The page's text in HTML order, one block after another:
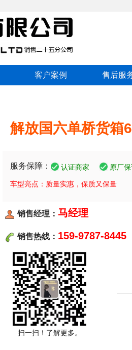
客户案例 售后服
解放国六单桥货箱
服务保障： 认证商家 原厂
车型亮点：质量实惠，保质又保量
销售经理： 马经理
销售热线： 159-9787-8445
扫一扫！了解更多。